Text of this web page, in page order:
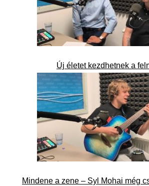
Új életet kezdhetnek a
Mindene a zene – Syl Mohai még